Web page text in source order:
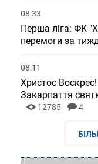
08:33
Перша ліга: ФК
перемоги за
08:11
Христос
Закарпаття
12785 4